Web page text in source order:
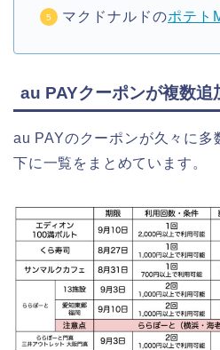
マクドナルドのポテト
au PAYクーポンが複数追
au PAYのクーポンが久々に多
下に一覧をまとめています。